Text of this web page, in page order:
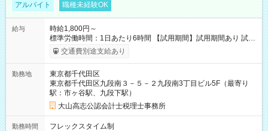
アルバイト 職種未経験OK
給与
時給1,800円～
標準労働時間：1日あたり6時間 【試用期間】試用期間あり 試用
期間の長さ：3ヶ月 雇用形態、給与は本採用時と同じです。
交通費別途支給あり
勤務地
東京都千代田区
東京都千代田区九段南３－５－２九段南3丁目ビル5F（最寄り
駅：市ヶ谷駅、九段下駅）
大山高志公認会計士税理士事務所
勤務時間
フレックスタイム制